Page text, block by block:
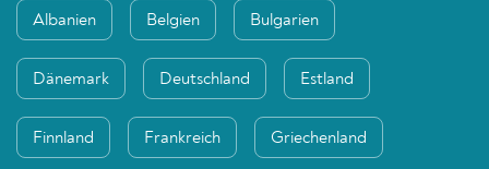
Albanien Belgien Bulgarien
Dänemark Deutschland Estland
Finnland Frankreich Griechenland